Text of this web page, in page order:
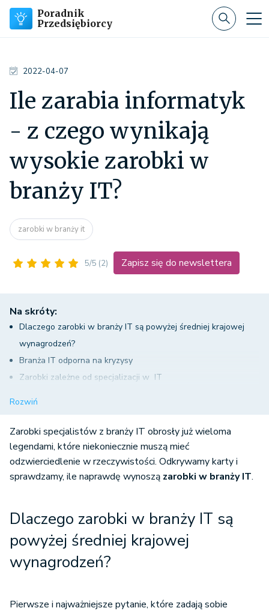
Poradnik
Przedsiębiorcy
2022-04-07
Ile zarabia informatyk
- z czego wynikają
wysokie zarobki w
branży IT?
zarobki w branży it
5/5 (2) Zapisz się do newslettera
Na skróty:
Dlaczego zarobki w branży IT są powyżej średniej krajowej
wynagrodzeń?
Branża IT odporna na kryzysy
Zarobki zależne od specjalizacji w IT
Umowa B2B coraz popularniejsza w branży IT
Jak wejść do branży IT?
Rozwiń
Zarobki specjalistów z branży IT obrosły już wieloma
legendami, które niekoniecznie muszą mieć
odzwierciedlenie w rzeczywistości. Odkrywamy karty i
sprawdzamy, ile naprawdę wynoszą zarobki w branży IT.
Dlaczego zarobki w branży IT są
powyżej średniej krajowej
wynagrodzeń?
Pierwsze i najważniejsze pytanie, które zadają sobie